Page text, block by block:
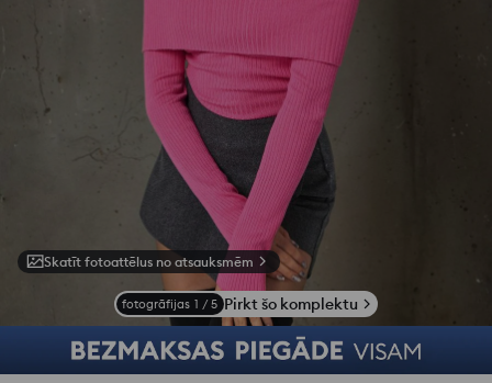
Skatīt fotoattēlus no atsauksmēm
fotogrāfijas 1 / 5 Pirkt šo komplektu